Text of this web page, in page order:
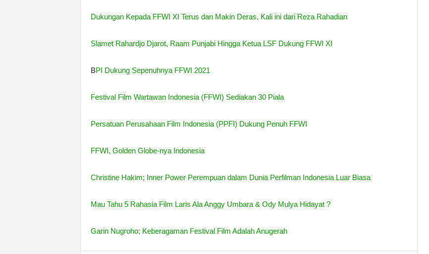
Dukungan Kepada FFWI XI Terus dan Makin Deras, Kali ini dari Reza Rahadian
Slamet Rahardjo Djarot, Raam Punjabi Hingga Ketua LSF Dukung FFWI XI
BPI Dukung Sepenuhnya FFWI 2021
Festival Film Wartawan Indonesia (FFWI) Sediakan 30 Piala
Persatuan Perusahaan Film Indonesia (PPFI) Dukung Penuh FFWI
FFWI, Golden Globe-nya Indonesia
Christine Hakim; Inner Power Perempuan dalam Dunia Perfilman Indonesia Luar Biasa
Mau Tahu 5 Rahasia Film Laris Ala Anggy Umbara & Ody Mulya Hidayat ?
Garin Nugroho; Keberagaman Festival Film Adalah Anugerah